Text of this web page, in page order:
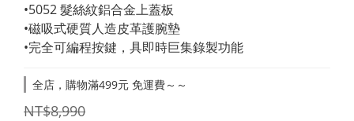
•5052 髮絲紋鋁合金上蓋板
•磁吸式硬質人造皮革護腕墊
•完全可編程按鍵，具即時巨集錄製功能
全店，購物滿499元 免運費～～
NT$8,990